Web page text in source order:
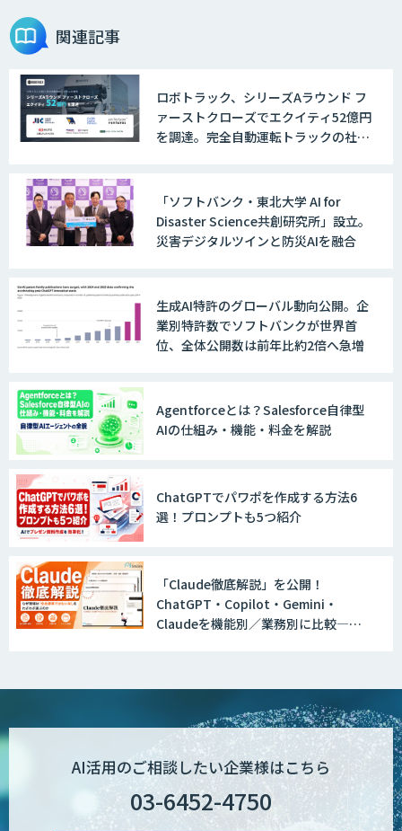
＜Dify活用＞AIエージェントDRIVE
戦略策定から実装まで一気通貫のAIエー
ジェント開発
WARP NEXT
LINE WORKS AiNote
ト
GENIEE SFA/CRM
Explaza 生成AI Partner | AX
Wanderlust RAG コンシェルジュ
関連記事
ロボトラック、シリーズAラウンド フ
ァーストクローズでエクイティ52億円
を調達。完全自動運転トラックの社会
「ソフトバンク・東北大学 AI for
Disaster Science共創研究所」設立。
災害デジタルツインと防災AIを融合
生成AI特許のグローバル動向公開。企
業別特許数でソフトバンクが世界首
位、全体公開数は前年比約2倍へ急増
Agentforceとは？Salesforce自律型
AIの仕組み・機能・料金を解説
ChatGPTでパワポを作成する方法6
選！プロンプトも5つ紹介
「Claude徹底解説」を公開！
ChatGPT・Copilot・Gemini・
Claudeを機能別／業務別に比較―自
AI活用のご相談したい企業様はこちら
03-6452-4750